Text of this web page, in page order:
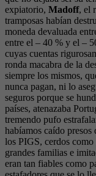
expiatorio, Madoff, el
tramposas habían
moneda devaluada
entre el – 40 % y el –
cuyas cuentas
ronda macabra de la
siempre los mismos,
nunca pagan, ni lo
seguros porque se
países, atenazaba
tremendo pufo
habíamos caído
los PIGS, cerdos como
grandes familias e
eran tan fiables como